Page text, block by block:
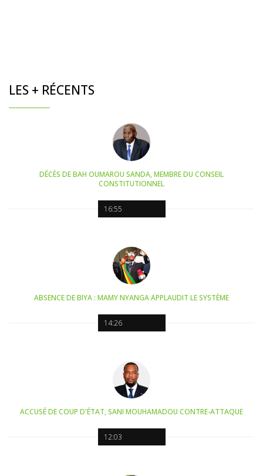
LES + RÉCENTS
16:55
DÉCÈS DE BAH OUMAROU SANDA, MEMBRE DU CONSEIL
CONSTITUTIONNEL
14:26
ABSENCE DE BIYA : MAMY NYANGA APPLAUDIT LE SYSTÈME
12:03
ACCUSÉ DE COUP D'ÉTAT, SANI MOUHAMADOU CONTRE-ATTAQUE